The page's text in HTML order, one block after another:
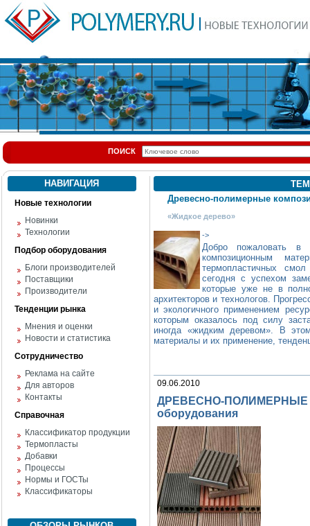
ПОИСК
НАВИГАЦИЯ
Новые технологии
Новинки
Технологии
Подбор оборудования
Блоги производителей
Поставщики
Производители
Тенденции рынка
Мнения и оценки
Новости и статистика
Сотрудничество
Реклама на сайте
Для авторов
Контакты
Справочная
Классификатор продукции
Термопласты
Добавки
Процессы
Нормы и ГОСТы
Классификаторы
Древесно-полимерные
«Жидкое дерево»
->
Добро пожаловать в
композиционным
термопластичных
сегодня с успехом
которые уже не в
архитекторов и технологов.
и экологичного применением
которым оказалось под силу
иногда «жидким деревом». В
материалы и их применение,
09.06.2010
ДРЕВЕСНО-ПОЛИМЕРНЫЕ
оборудования